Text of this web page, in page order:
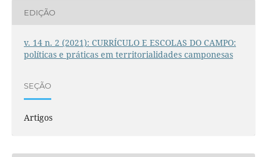
EDIÇÃO
v. 14 n. 2 (2021): CURRÍCULO E ESCOLAS DO CAMPO:
políticas e práticas em territorialidades camponesas
SEÇÃO
Artigos